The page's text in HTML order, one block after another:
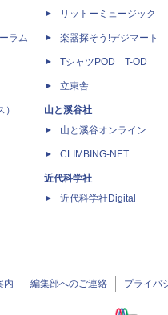
ラム
リットーミュージック
楽器探そう!デジマート
TシャツPOD T-OD
立東舎
山と溪谷社
山と溪谷オンライン
CLIMBING-NET
近代科学社
近代科学社Digital
内 編集部へのご連絡 プライバ